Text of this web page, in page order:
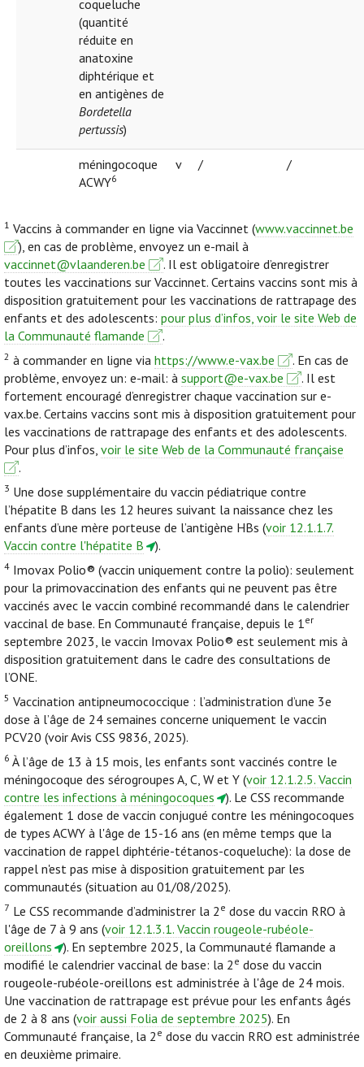
coqueluche
(quantité
réduite en
anatoxine
diphtérique et
en antigènes de
Bordetella
pertussis)
méningocoque
ACWY6
v / /
1 Vaccins à commander en ligne via Vaccinnet (www.vaccinnet.be
), en cas de problème, envoyez un e-mail à
vaccinnet@vlaanderen.be
. Il est obligatoire d’enregistrer
toutes les vaccinations sur Vaccinnet. Certains vaccins sont mis à
disposition gratuitement pour les vaccinations de rattrapage des
enfants et des adolescents: pour plus d’infos, voir le site Web de
la Communauté flamande
.
2 à commander en ligne via https://www.e-vax.be
. En cas de
problème, envoyez un: e-mail: à support@e-vax.be
. Il est
fortement encouragé d’enregistrer chaque vaccination sur e-
vax.be. Certains vaccins sont mis à disposition gratuitement pour
les vaccinations de rattrapage des enfants et des adolescents.
Pour plus d’infos, voir le site Web de la Communauté française
.
3 Une dose supplémentaire du vaccin pédiatrique contre
l’hépatite B dans les 12 heures suivant la naissance chez les
enfants d’une mère porteuse de l’antigène HBs (voir 12.1.1.7.
Vaccin contre l'hépatite B
).
4 Imovax Polio® (vaccin uniquement contre la polio): seulement
pour la primovaccination des enfants qui ne peuvent pas être
vaccinés avec le vaccin combiné recommandé dans le calendrier
vaccinal de base. En Communauté française, depuis le 1er
septembre 2023, le vaccin Imovax Polio® est seulement mis à
disposition gratuitement dans le cadre des consultations de
l’ONE.
5 Vaccination antipneumococcique : l’administration d’une 3e
dose à l’âge de 24 semaines concerne uniquement le vaccin
PCV20 (voir Avis CSS 9836, 2025).
6 À l’âge de 13 à 15 mois, les enfants sont vaccinés contre le
méningocoque des sérogroupes A, C, W et Y (voir 12.1.2.5. Vaccin
contre les infections à méningocoques
). Le CSS recommande
également 1 dose de vaccin conjugué contre les méningocoques
de types ACWY à l'âge de 15-16 ans (en même temps que la
vaccination de rappel diphtérie-tétanos-coqueluche): la dose de
rappel n'est pas mise à disposition gratuitement par les
communautés (situation au 01/08/2025).
7 Le CSS recommande d’administrer la 2 e dose du vaccin RRO à
l'âge de 7 à 9 ans (voir 12.1.3.1. Vaccin rougeole-rubéole-
oreillons
). En septembre 2025, la Communauté flamande a
modifié le calendrier vaccinal de base: la 2 e dose du vaccin
rougeole-rubéole-oreillons est administrée à l'âge de 24 mois.
Une vaccination de rattrapage est prévue pour les enfants âgés
de 2 à 8 ans (voir aussi Folia de septembre 2025). En
Communauté française, la 2 e dose du vaccin RRO est administrée
en deuxième primaire.